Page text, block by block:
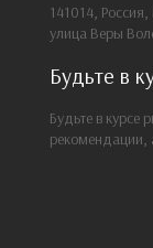
141014,
улица Веры
Будьте в
Будьте в курсе
рекомендации,